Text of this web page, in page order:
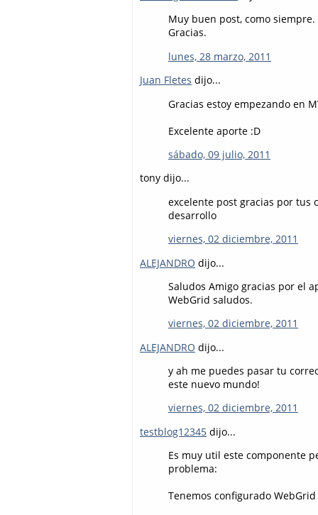
Muy buen post, como siempre.
Gracias.
lunes, 28 marzo, 2011
Juan Fletes dijo...
Gracias estoy empezando en
Excelente aporte :D
sábado, 09 julio, 2011
tony dijo...
excelente post gracias por tus
desarrollo
viernes, 02 diciembre, 2011
ALEJANDRO dijo...
Saludos Amigo gracias por el
WebGrid saludos.
viernes, 02 diciembre, 2011
ALEJANDRO dijo...
y ah me puedes pasar tu
este nuevo mundo!
viernes, 02 diciembre, 2011
testblog12345 dijo...
Es muy util este componente
problema:
Tenemos configurado